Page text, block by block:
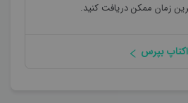
زمان ممکن دریافت کنید.
بپرس